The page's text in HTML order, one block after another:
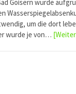
Goisern wurde
um die dort
wurde je von…